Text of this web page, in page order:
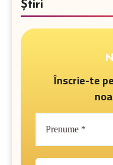
Știri
Înscrie-te